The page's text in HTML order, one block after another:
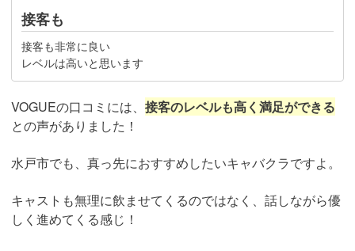
接客も
接客も非常に良い
レベルは高いと思います
VOGUEの口コミには、 接客のレベルも高く満足ができる
との声がありました！
水戸市でも、真っ先におすすめしたいキャバクラですよ。
キャストも無理に飲ませてくるのではなく、話しながら優
しく進めてくる感じ！